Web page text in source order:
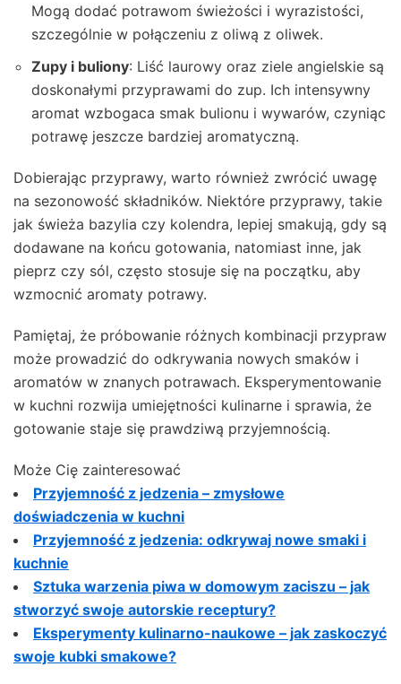
Mogą dodać potrawom świeżości i wyrazistości,
szczególnie w połączeniu z oliwą z oliwek.
Zupy i buliony: Liść laurowy oraz ziele angielskie są
doskonałymi przyprawami do zup. Ich intensywny
aromat wzbogaca smak bulionu i wywarów, czyniąc
potrawę jeszcze bardziej aromatyczną.
Dobierając przyprawy, warto również zwrócić uwagę
na sezonowość składników. Niektóre przyprawy, takie
jak świeża bazylia czy kolendra, lepiej smakują, gdy są
dodawane na końcu gotowania, natomiast inne, jak
pieprz czy sól, często stosuje się na początku, aby
wzmocnić aromaty potrawy.
Pamiętaj, że próbowanie różnych kombinacji przypraw
może prowadzić do odkrywania nowych smaków i
aromatów w znanych potrawach. Eksperymentowanie
w kuchni rozwija umiejętności kulinarne i sprawia, że
gotowanie staje się prawdziwą przyjemnością.
Może Cię zainteresować
Przyjemność z jedzenia – zmysłowe
doświadczenia w kuchni
Przyjemność z jedzenia: odkrywaj nowe smaki i
kuchnie
Sztuka warzenia piwa w domowym zaciszu – jak
stworzyć swoje autorskie receptury?
Eksperymenty kulinarno-naukowe – jak zaskoczyć
swoje kubki smakowe?